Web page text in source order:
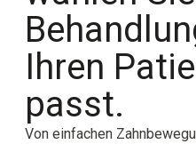
Ihren
passt.
Von einfachen